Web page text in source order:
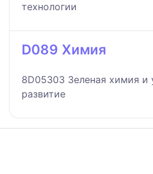
технологии
D089 Химия
8D05303 Зеленая химия и
развитие